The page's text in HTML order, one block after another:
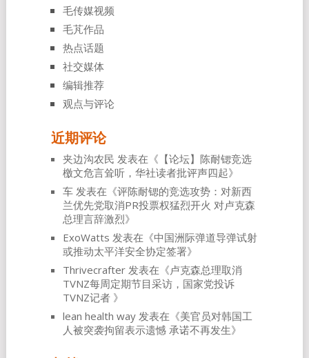
毛传媒视频
毛芃作品
热点话题
社交媒体
编辑推荐
观点与评论
近期评论
夹边沟农民 发表在《 【论坛】陈耐锶竞选
檄文危言耸听，华社读者批评声四起》
车发表在《评陈耐锶的竞选攻势：对新西
兰优先党取消PR投票权猛烈开火 对卢克森
总理言辞激烈》
ExoWatts 发表在《中国洲际弹道导弹试射
或推动太平洋安全协定签署》
Thrivecrafter发表在《卢克森总理取消
TVNZ每周定期节目采访，国家党投诉
TVNZ记者 》
lean health way发表在《美官员对韩国工
人被突袭拘留表示遗憾 承诺不再发生》